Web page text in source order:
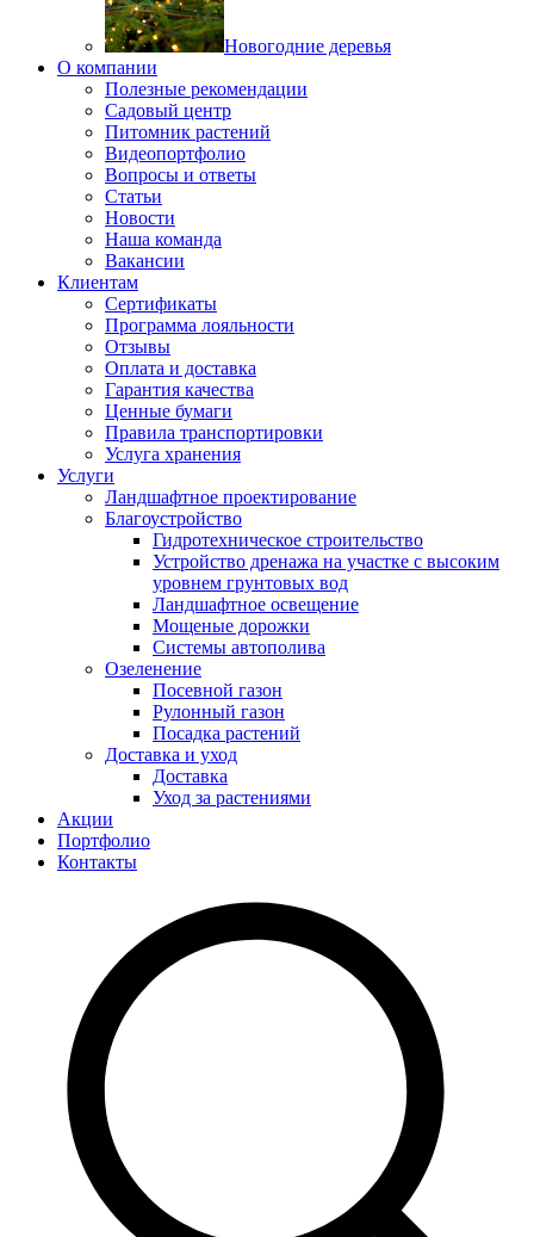
Новогодние деревья
О компании
Полезные рекомендации
Садовый центр
Питомник растений
Видеопортфолио
Вопросы и ответы
Статьи
Новости
Наша команда
Вакансии
Клиентам
Сертификаты
Программа лояльности
Отзывы
Оплата и доставка
Гарантия качества
Ценные бумаги
Правила транспортировки
Услуга хранения
Услуги
Ландшафтное проектирование
Благоустройство
Гидротехническое строительство
Устройство дренажа на участке с высоким
уровнем грунтовых вод
Ландшафтное освещение
Мощеные дорожки
Системы автополива
Озеленение
Посевной газон
Рулонный газон
Посадка растений
Доставка и уход
Доставка
Уход за растениями
Акции
Портфолио
Контакты